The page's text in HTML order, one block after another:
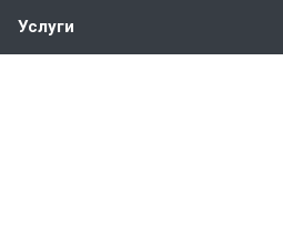
Услуги